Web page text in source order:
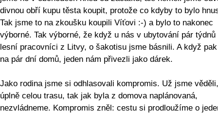
divnou obří kupu těsta koupit, protože co kdyby to bylo
Tak jsme to na zkoušku koupili Víťovi :-) a bylo to nakonec
výborné. Tak výborné, že když u nás v ubytování pár týdnů
lesní pracovníci z Litvy, o šakotisu jsme básnili. A když
na pár dní domů, jeden nám přivezli jako dárek.
Jako rodina jsme si odhlasovali kompromis. Už jsme
úplně celou trasu, tak jak byla z domova naplánovaná,
nezvládneme. Kompromis zněl: cestu si prodloužíme o